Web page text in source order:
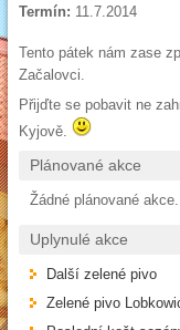
Termín: 11.7.2014
Tento pátek nám zase
Začalovci.
Přijďte se pobavit ne
Kyjově.
Plánované akce
Žádné plánované akce.
Uplynulé akce
Další zelené pivo
Zelené pivo